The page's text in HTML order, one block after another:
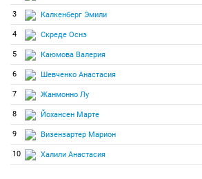
109 Усов Андрей
110 Фомин Максим
111 Фонтэйн Винни
112 Фратцшер Лукас
113 Фрафи Лаурин
114 Хулгард Йенс
115 Церен-Очир Адияжаргал
116 Цингерле Давид
117 Цурекас Николаос
3 Калкенберг Эмили
4 Скреде Оснэ
5 Каюмова Валерия
6 Шевченко Анастасия
7 Жанмонно Лу
8 Йохансен Марте
9 Визензартер Марион
10 Халили Анастасия